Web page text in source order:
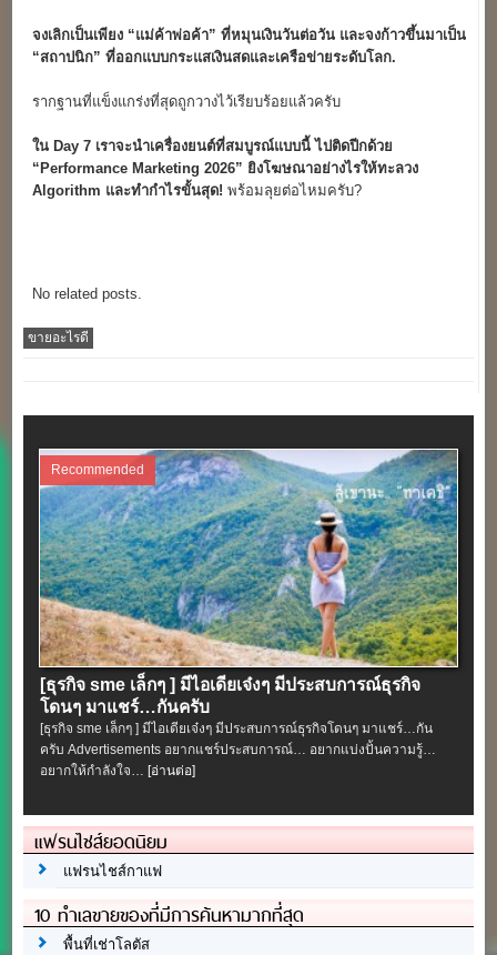
จงเลิกเป็นเพียง “แม่ค้าพ่อค้า” ที่หมุนเงินวันต่อวัน และจงก้าวขึ้นมาเป็น
“สถาปนิก” ที่ออกแบบกระแสเงินสดและเครือข่ายระดับโลก.
รากฐานที่แข็งแกร่งที่สุดถูกวางไว้เรียบร้อยแล้วครับ
ใน Day 7 เราจะนำเครื่องยนต์ที่สมบูรณ์แบบนี้ ไปติดปีกด้วย
“Performance Marketing 2026” ยิงโฆษณาอย่างไรให้ทะลวง
Algorithm และทำกำไรขั้นสุด! พร้อมลุยต่อไหมครับ?
No related posts.
ขายอะไรดี
Recommended
[ธุรกิจ sme เล็กๆ ] มีไอเดียเจ๋งๆ มีประสบการณ์ธุรกิจ
โดนๆ มาแชร์…กันครับ
[ธุรกิจ sme เล็กๆ ] มีไอเดียเจ๋งๆ มีประสบการณ์ธุรกิจโดนๆ มาแชร์…กัน
ครับ Advertisements อยากแชร์ประสบการณ์… อยากแบ่งปั้นความรู้…
อยากให้กำลังใจ… [อ่านต่อ]
แฟรนไชส์ยอดนิยม
แฟรนไชส์กาแฟ
10 ทำเลขายของที่มีการค้นหามากที่สุด
พื้นที่เช่าโลตัส